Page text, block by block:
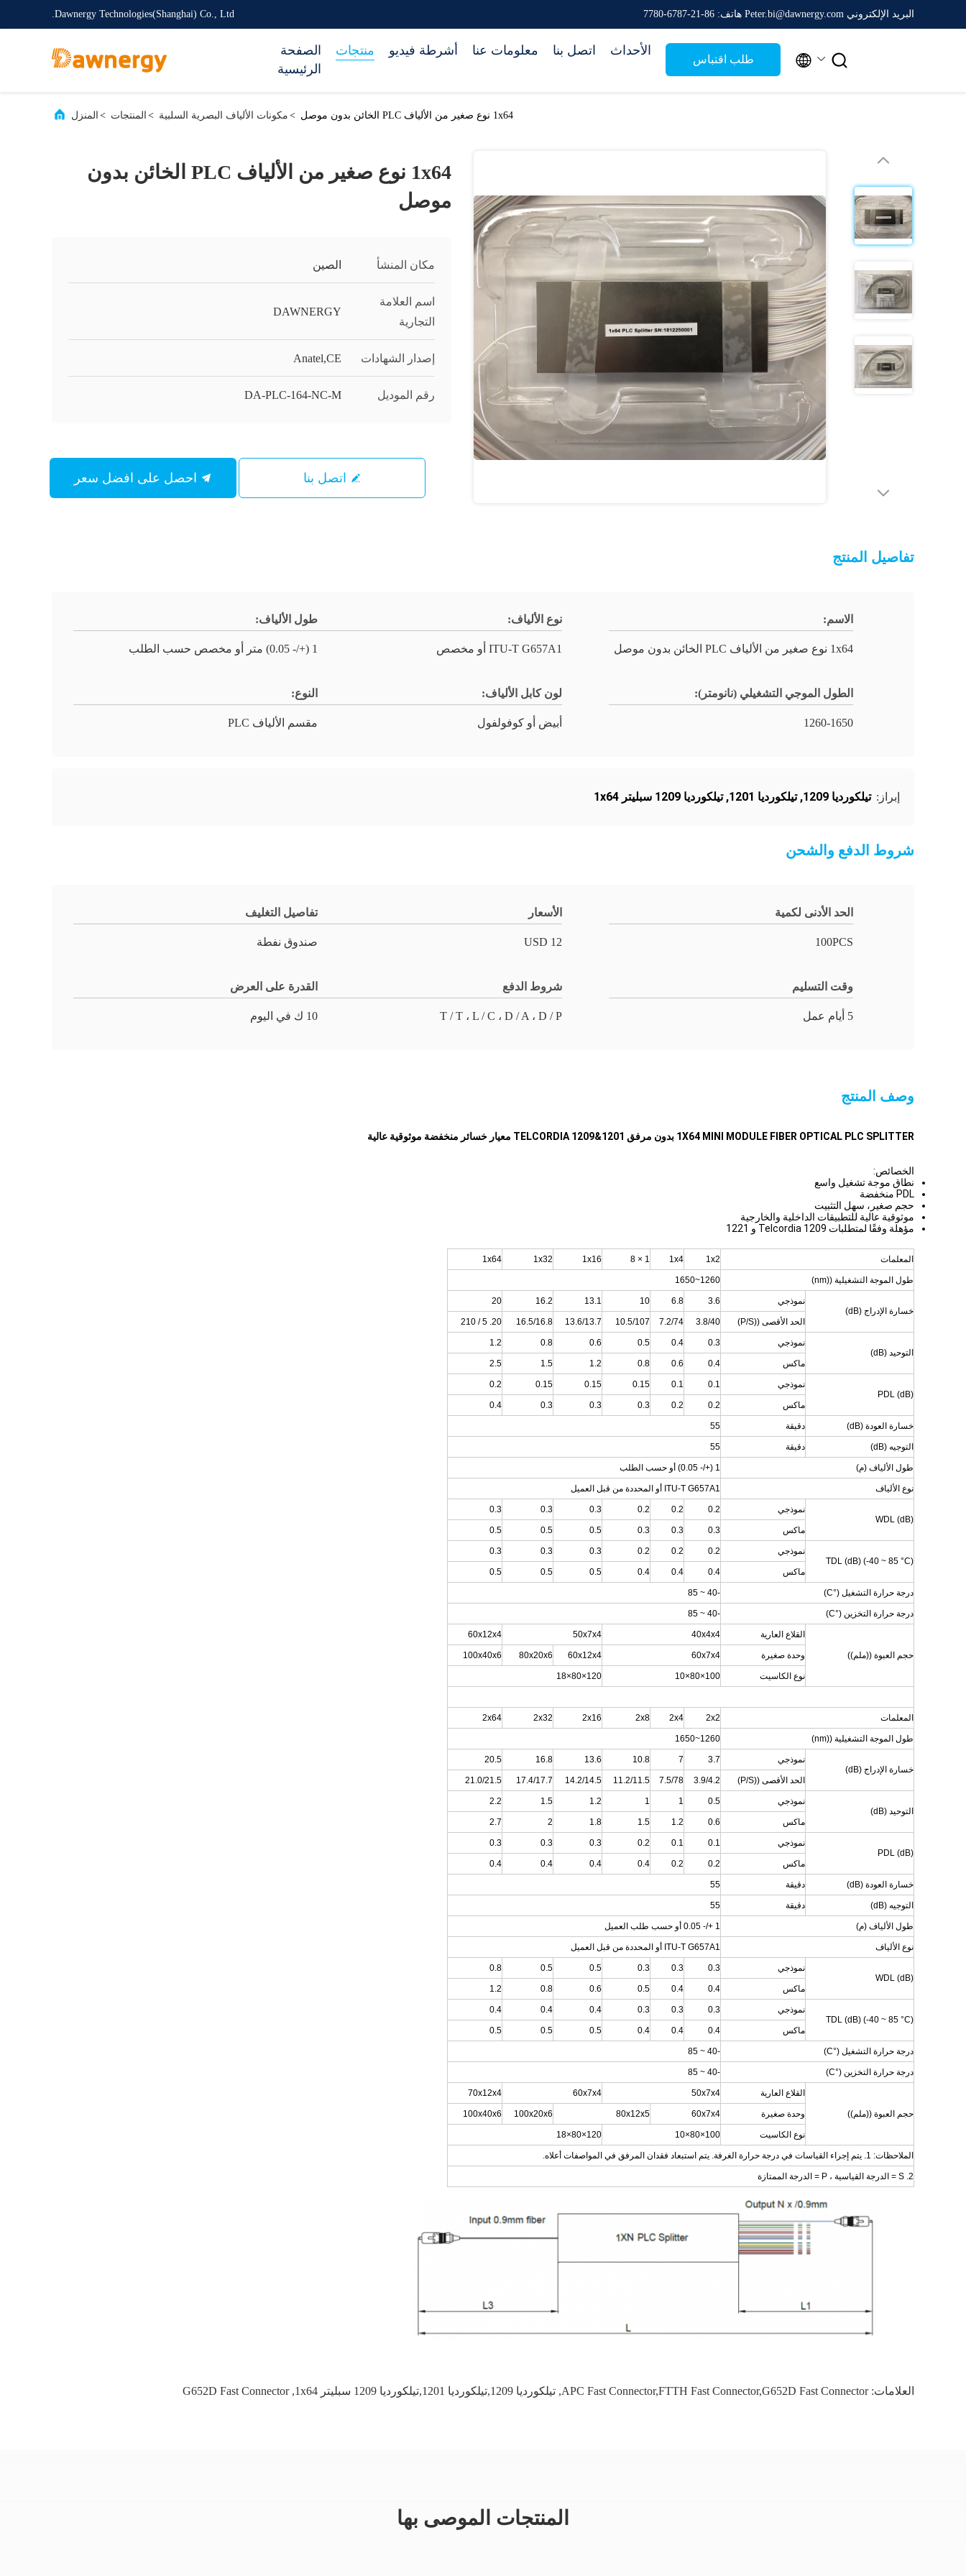
Dawnergy Technologies(Shanghai) Co., Ltd. البريد الإلكتروني Peter.bi@dawnergy.com هاتف: 86-21-6787-7780
الصفحة
الرئيسية
منتجات أشرطة فيديو معلومات عنا اتصل بنا الأحداث
طلب اقتباس  
المنزل > المنتجات > مكونات الألياف البصرية السلبية > 1x64 نوع صغير من الألياف PLC الخائن بدون موصل
1x64 نوع صغير من الألياف PLC الخائن بدون
موصل
مكان المنشأ الصين
اسم العلامة
التجارية
DAWNERGY
إصدار الشهادات Anatel,CE
رقم الموديل DA-PLC-164-NC-M
اتصل بنا
تفاصيل المنتج
الاسم:
1x64 نوع صغير من الألياف PLC الخائن بدون موصل
نوع الألياف:
ITU-T G657A1 أو مخصص
طول الألياف:
1 (+/- 0.05) متر أو مخصص حسب الطلب
الطول الموجي التشغيلي (نانومتر):
1260-1650
لون كابل الألياف:
أبيض أو كوفولفول
النوع:
مقسم الألياف PLC
إبراز: تيلكورديا 1209 ,تيلكورديا 1201 ,تيلكورديا 1209 سبليتر 1x64
شروط الدفع والشحن
الحد الأدنى لكمية
100PCS
الأسعار
12 USD
تفاصيل التغليف
صندوق نفطة
وقت التسليم
5 أيام عمل
شروط الدفع
T / T ، L / C ، D / A ، D / P
القدرة على العرض
10 ك في اليوم
وصف المنتج
1X64 MINI MODULE FIBER OPTICAL PLC SPLITTER بدون مرفق TELCORDIA 1209&1201 معيار خسائر منخفضة موثوقية عالية
الخصائص:
نطاق موجة تشغيل واسع
PDL منخفضة
حجم صغير، سهل التثبيت
موثوقية عالية للتطبيقات الداخلية والخارجية
مؤهلة وفقًا لمتطلبات Telcordia 1209 و 1221
المعلمات 1x2
1x4
1 × 8
1x16
1x32
1x64
طول الموجة التشغيلية ((nm) 1260~1650
خسارة الإدراج (dB)
نموذجي 3.6
6.8
10
13.1
16.2
20
الحد الأقصى ((P/S) 3.8/40
7.2/74
10.5/107
13.6/13.7
16.5/16.8
20. 5 / 210
التوحيد (dB)
نموذجي 0.3
0.4
0.5
0.6
0.8
1.2
ماكس 0.4
0.6
0.8
1.2
1.5
2.5
PDL (dB)
نموذجي 0.1
0.1
0.15
0.15
0.15
0.2
ماكس 0.2
0.2
0.3
0.3
0.3
0.4
خسارة العودة (dB) دقيقة 55
التوجيه (dB) دقيقة 55
طول الألياف (م) 1 (+/- 0.05) أو حسب الطلب
نوع الألياف ITU-T G657A1 أو المحددة من قبل العميل
WDL (dB)
نموذجي 0.2
0.2
0.2
0.3
0.3
0.3
ماكس 0.3
0.3
0.3
0.5
0.5
0.5
TDL (dB) (-40 ~ 85 °C)
نموذجي 0.2
0.2
0.2
0.3
0.3
0.3
ماكس 0.4
0.4
0.4
0.5
0.5
0.5
درجة حرارة التشغيل (°C) -40 ~ 85
درجة حرارة التخزين (°C) -40 ~ 85
حجم العبوة ((ملم))
القلاع العارية 40x4x4
50x7x4
60x12x4
وحدة صغيرة 60x7x4
60x12x4
80x20x6
100x40x6
نوع الكاسيت 100×80×10
120×80×18
المعلمات 2x2
2x4
2x8
2x16
2x32
2x64
طول الموجة التشغيلية ((nm) 1260~1650
خسارة الإدراج (dB)
نموذجي 3.7
7
10.8
13.6
16.8
20.5
الحد الأقصى ((P/S) 3.9/4.2
7.5/78
11.2/11.5
14.2/14.5
17.4/17.7
21.0/21.5
التوحيد (dB)
نموذجي 0.5
1
1
1.2
1.5
2.2
ماكس 0.6
1.2
1.5
1.8
2
2.7
PDL (dB)
نموذجي 0.1
0.1
0.2
0.3
0.3
0.3
ماكس 0.2
0.2
0.4
0.4
0.4
0.4
خسارة العودة (dB) دقيقة 55
التوجيه (dB) دقيقة 55
طول الألياف (م) 1 +/- 0.05 أو حسب طلب العميل
نوع الألياف ITU-T G657A1 أو المحددة من قبل العميل
WDL (dB)
نموذجي 0.3
0.3
0.3
0.5
0.5
0.8
ماكس 0.4
0.4
0.5
0.6
0.8
1.2
TDL (dB) (-40 ~ 85 °C)
نموذجي 0.3
0.3
0.3
0.4
0.4
0.4
ماكس 0.4
0.4
0.4
0.5
0.5
0.5
درجة حرارة التشغيل (°C) -40 ~ 85
درجة حرارة التخزين (°C) -40 ~ 85
حجم العبوة ((ملم))
القلاع العارية 50x7x4
60x7x4
70x12x4
وحدة صغيرة 60x7x4
80x12x5
100x20x6
100x40x6
نوع الكاسيت 100×80×10
120×80×18
الملاحظات: 1. يتم إجراء القياسات في درجة حرارة الغرفة. يتم استبعاد فقدان المرفق في المواصفات أعلاه.
2. S = الدرجة القياسية ، P = الدرجة الممتازة
العلامات:APC Fast Connector,FTTH Fast Connector,G652D Fast Connector
, تيلكورديا 1209,تيلكورديا 1201,تيلكورديا 1209 سبليتر 1x64 ,
G652D Fast Connector
المنتجات الموصى بها